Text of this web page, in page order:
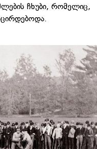
ჩხუბი, რომელიც,